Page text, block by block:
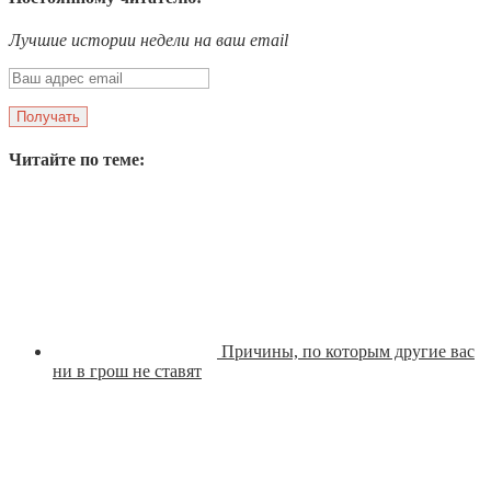
Лучшие истории недели на ваш email
Читайте по теме:
Причины, по которым другие вас
ни в грош не ставят